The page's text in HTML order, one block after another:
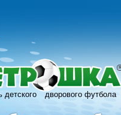
детского дворового футбола
R